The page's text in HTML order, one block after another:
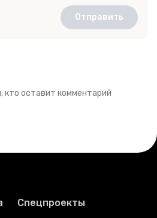
Отправить
кто оставит комментарий
Спецпроекты